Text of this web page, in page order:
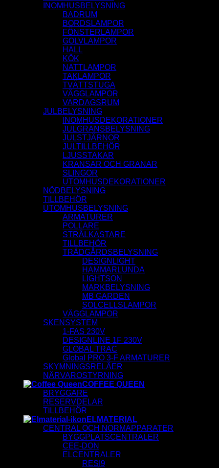
INOMHUSBELYSNING
BADRUM
BORDSLAMPOR
FÖNSTERLAMPOR
GOLVLAMPOR
HALL
KÖK
NATTLAMPOR
TAKLAMPOR
TVÄTTSTUGA
VÄGGLAMPOR
VARDAGSRUM
JULBELYSNING
INOMHUSDEKORATIONER
JULGRANSBELYSNING
JULSTJÄRNOR
JULTILLBEHÖR
LJUSSTAKAR
KRANSAR OCH GRANAR
SLINGOR
UTOMHUSDEKORATIONER
NÖDBELYSNING
TILLBEHÖR
UTOMHUSBELYSNING
ARMATURER
POLLARE
STRÅLKASTARE
TILLBEHÖR
TRÄDGÅRDSBELYSNING
DESIGNLIGHT
HAMMARLUNDA
LIGHTSON
MARKBELYSNING
MB GARDEN
SOLCELLSLAMPOR
VÄGGLAMPOR
SKENSYSTEM
1-FAS 230V
DESIGNLINE 1F 230V
GLOBAL TRAC
Global PRO 3-F ARMATURER
SKYMNINGSRELÄER
NÄRVAROSTYRNING
COFFEE QUEEN
BRYGGARE
RESERVDELAR
TILLBEHÖR
ELMATERIAL
CENTRAL OCH NORMAPPARATER
BYGGPLATSCENTRALER
CEE-DON
ELCENTRALER
RESI9